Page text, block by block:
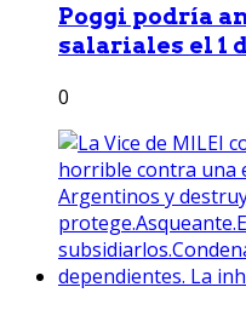
Poggi podría
salariales el 1
0